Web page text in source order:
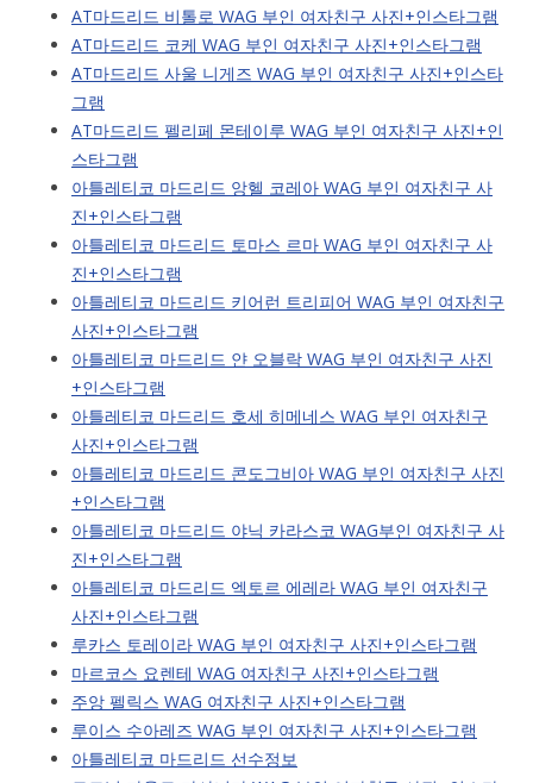
AT마드리드 비톨로 WAG 부인 여자친구 사진+인스타그램
AT마드리드 코케 WAG 부인 여자친구 사진+인스타그램
AT마드리드 사울 니게즈 WAG 부인 여자친구 사진+인스타
그램
AT마드리드 펠리페 몬테이루 WAG 부인 여자친구 사진+인
스타그램
아틀레티코 마드리드 앙헬 코레아 WAG 부인 여자친구 사
진+인스타그램
아틀레티코 마드리드 토마스 르마 WAG 부인 여자친구 사
진+인스타그램
아틀레티코 마드리드 키어런 트리피어 WAG 부인 여자친구
사진+인스타그램
아틀레티코 마드리드 얀 오블락 WAG 부인 여자친구 사진
+인스타그램
아틀레티코 마드리드 호세 히메네스 WAG 부인 여자친구
사진+인스타그램
아틀레티코 마드리드 콘도그비아 WAG 부인 여자친구 사진
+인스타그램
아틀레티코 마드리드 야닉 카라스코 WAG부인 여자친구 사
진+인스타그램
아틀레티코 마드리드 엑토르 에레라 WAG 부인 여자친구
사진+인스타그램
루카스 토레이라 WAG 부인 여자친구 사진+인스타그램
마르코스 요렌테 WAG 여자친구 사진+인스타그램
주앙 펠릭스 WAG 여자친구 사진+인스타그램
루이스 수아레즈 WAG 부인 여자친구 사진+인스타그램
아틀레티코 마드리드 선수정보